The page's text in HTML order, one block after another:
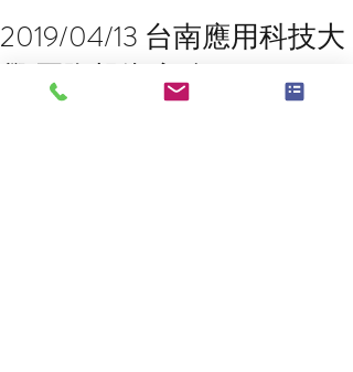
2019/04/13 台南應用科技大
學 國際投資實務